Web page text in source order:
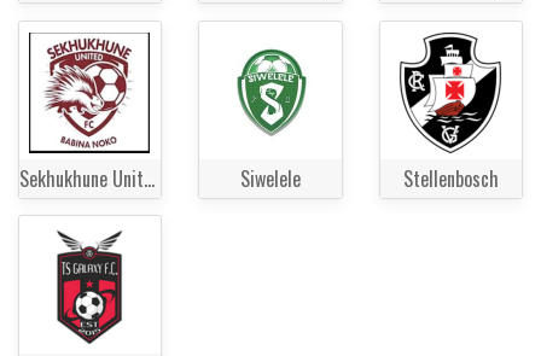
Sekhukhune United Siwelele Stellenbosch